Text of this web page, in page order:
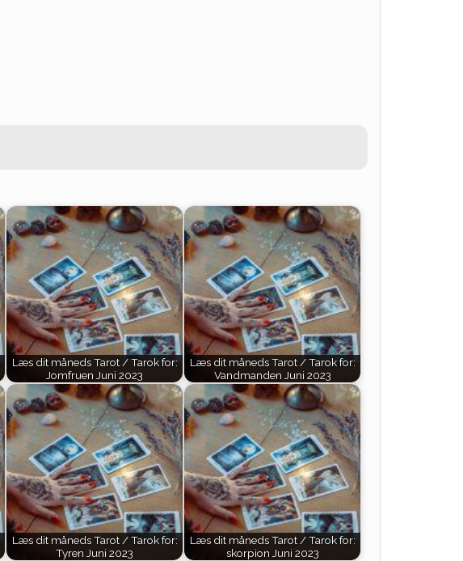
Læs dit måneds Tarot / Tarok for:
Jomfruen Juni 2023
Læs dit måneds Tarot / Tarok for:
Vandmanden Juni 2023
Læs dit måneds Tarot / Tarok for:
Tyren Juni 2023
Læs dit måneds Tarot / Tarok for:
skorpion Juni 2023